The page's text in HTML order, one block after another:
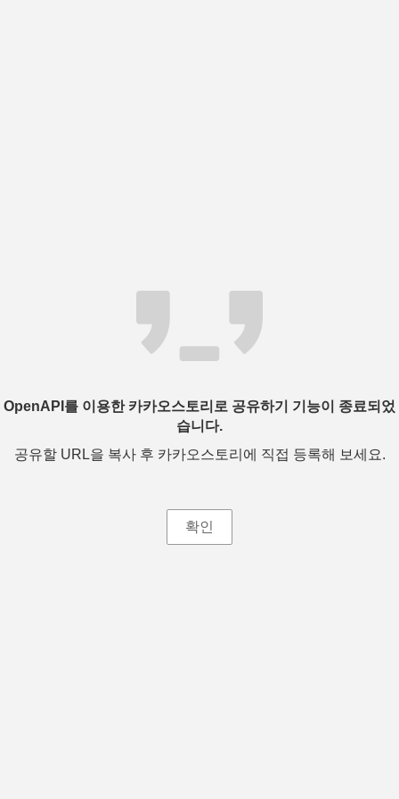
OpenAPI를 이용한 카카오스토리로 공유하기 기능이 종료되었
습니다.
공유할 URL을 복사 후 카카오스토리에 직접 등록해 보세요.
확인